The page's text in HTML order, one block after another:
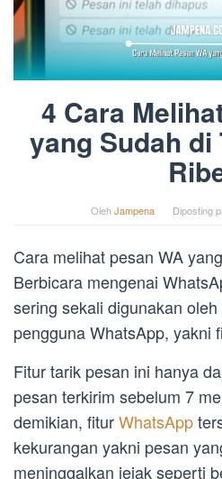
4 Cara
yang Sudah di
OlehJampena Diposting
Cara melihat pesan WA
Berbicara mengenai
sering sekali digunakan
pengguna WhatsApp, yakni
Fitur tarik pesan ini hanya
pesan terkirim sebelum 7
demikian, fiturWhatsApp
kekurangan yakni pesan
meninggalkan jejak seperti